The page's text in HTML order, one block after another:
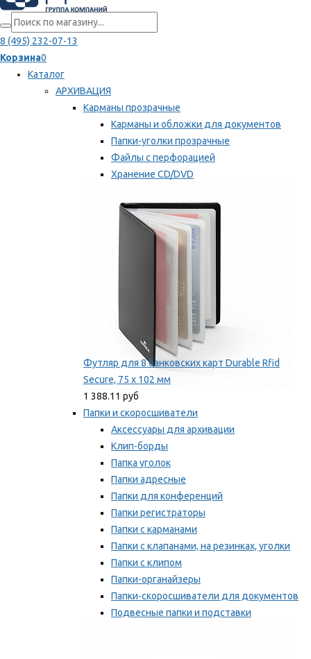
8 (495) 232-07-13
Корзина0
Каталог
АРХИВАЦИЯ
Карманы прозрачные
Карманы и обложки для документов
Папки-уголки прозрачные
Файлы с перфорацией
Хранение CD/DVD
Мы рекомендуем
Футляр для 8 банковских карт Durable Rfid
Secure, 75 х 102 мм
1 388.11 руб
Папки и скоросшиватели
Аксессуары для архивации
Клип-борды
Папка уголок
Папки адресные
Папки для конференций
Папки регистраторы
Папки с карманами
Папки с клапанами, на резинках, уголки
Папки с клипом
Папки-органайзеры
Папки-скоросшиватели для документов
Подвесные папки и подставки